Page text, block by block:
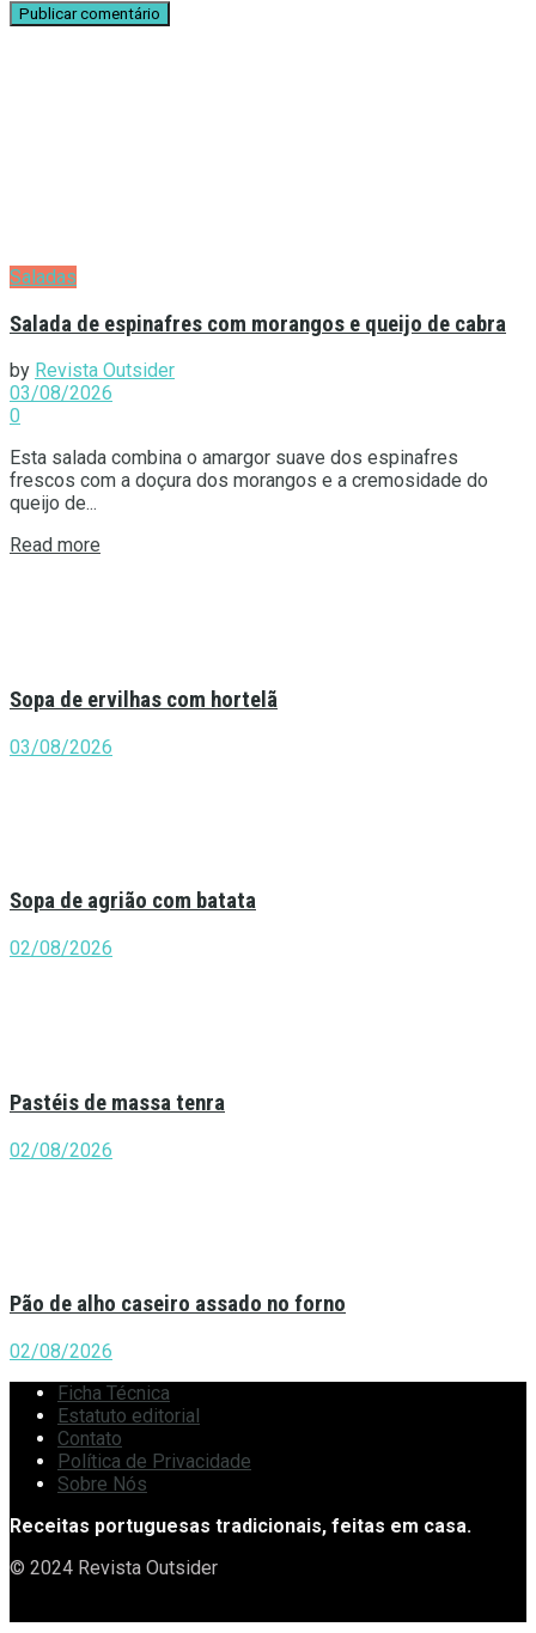
Saladas
Salada de espinafres com morangos e queijo de cabra
by Revista Outsider
03/08/2026
0
Esta salada combina o amargor suave dos espinafres
frescos com a doçura dos morangos e a cremosidade do
queijo de...
Read more
Sopa de ervilhas com hortelã
03/08/2026
Sopa de agrião com batata
02/08/2026
Pastéis de massa tenra
02/08/2026
Pão de alho caseiro assado no forno
02/08/2026
Ficha Técnica
Estatuto editorial
Contato
Política de Privacidade
Sobre Nós
Receitas portuguesas tradicionais, feitas em casa.
© 2024 Revista Outsider